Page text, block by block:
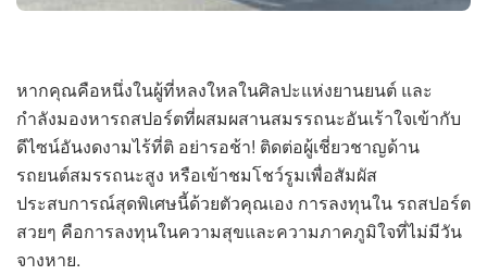
หากคุณคือหนึ่งในผู้ที่หลงใหลในศิลปะแห่งยานยนต์ และ
กำลังมองหารถสปอร์ตที่ผสมผสานสมรรถนะอันเร้าใจเข้ากับ
ดีไซน์อันงดงามไร้ที่ติ อย่ารอช้า! ติดต่อผู้เชี่ยวชาญด้าน
รถยนต์สมรรถนะสูง หรือเข้าชมโชว์รูมเพื่อสัมผัส
ประสบการณ์สุดพิเศษนี้ด้วยตัวคุณเอง การลงทุนใน รถสปอร์ต
สวยๆ คือการลงทุนในความสุขและความภาคภูมิใจที่ไม่มีวัน
จางหาย.